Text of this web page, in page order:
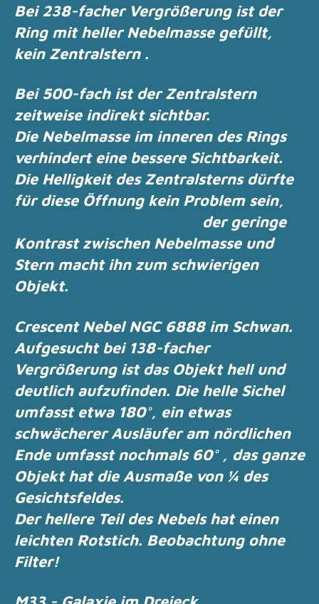
Bei 238-facher Vergrößerung ist der
Ring mit heller Nebelmasse gefüllt,
kein Zentralstern .
Bei 500-fach ist der Zentralstern
zeitweise indirekt sichtbar.
Die Nebelmasse im inneren des Rings
verhindert eine bessere Sichtbarkeit.
Die Helligkeit des Zentralsterns dürfte
für diese Öffnung kein Problem sein,
der geringe
Kontrast zwischen Nebelmasse und
Stern macht ihn zum schwierigen
Objekt.
Crescent Nebel NGC 6888 im Schwan.
Aufgesucht bei 138-facher
Vergrößerung ist das Objekt hell und
deutlich aufzufinden. Die helle Sichel
umfasst etwa 180°, ein etwas
schwächerer Ausläufer am nördlichen
Ende umfasst nochmals 60° , das ganze
Objekt hat die Ausmaße von ¼ des
Gesichtsfeldes.
Der hellere Teil des Nebels hat einen
leichten Rotstich. Beobachtung ohne
Filter!